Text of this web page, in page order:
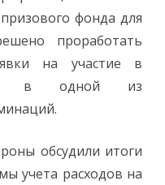
фонда для
проработать
на участие в
в одной из
обсудили итоги
учета расходов на